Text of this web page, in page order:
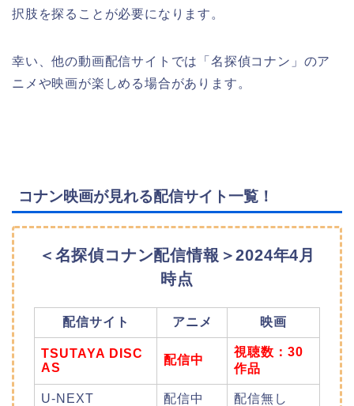
択肢を探ることが必要になります。
幸い、他の動画配信サイトでは「名探偵コナン」のア
ニメや映画が楽しめる場合があります。
コナン映画が見れる配信サイト一覧！
＜名探偵コナン配信情報＞2024年4月
時点
配信サイト アニメ 映画
TSUTAYA DISC
AS
配信中
視聴数：30
作品
U-NEXT 配信中 配信無し